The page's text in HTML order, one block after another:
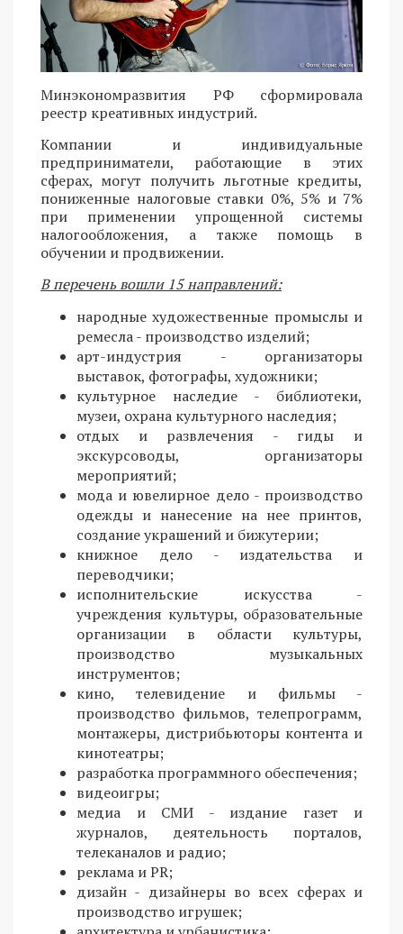
Минэкономразвития РФ сформировала
реестр креативных индустрий.
Компании и индивидуальные
предприниматели, работающие в этих
сферах, могут получить льготные кредиты,
пониженные налоговые ставки 0%, 5% и 7%
при применении упрощенной системы
налогообложения, а также помощь в
обучении и продвижении.
В перечень вошли 15 направлений:
народные художественные промыслы и
ремесла - производство изделий;
арт-индустрия - организаторы
выставок, фотографы, художники;
культурное наследие - библиотеки,
музеи, охрана культурного наследия;
отдых и развлечения - гиды и
экскурсоводы, организаторы
мероприятий;
мода и ювелирное дело - производство
одежды и нанесение на нее принтов,
создание украшений и бижутерии;
книжное дело - издательства и
переводчики;
исполнительские искусства -
учреждения культуры, образовательные
организации в области культуры,
производство музыкальных
инструментов;
кино, телевидение и фильмы -
производство фильмов, телепрограмм,
монтажеры, дистрибьюторы контента и
кинотеатры;
разработка программного обеспечения;
видеоигры;
медиа и СМИ - издание газет и
журналов, деятельность порталов,
телеканалов и радио;
реклама и PR;
дизайн - дизайнеры во всех сферах и
производство игрушек;